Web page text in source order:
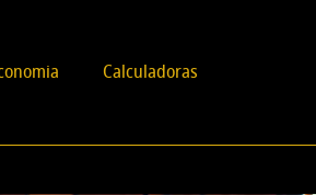
Calculadoras